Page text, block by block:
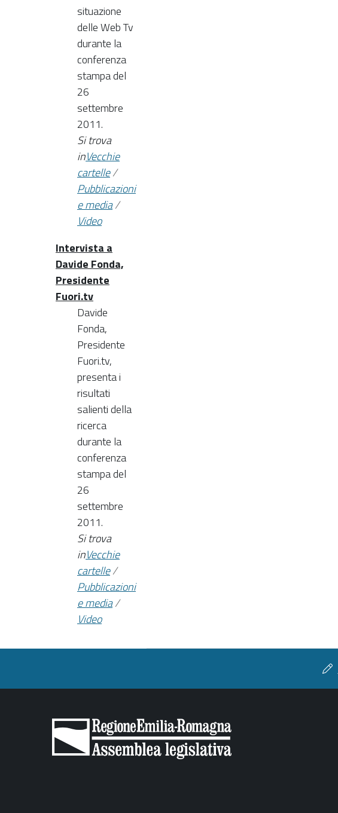
situazione
delle Web Tv
durante la
conferenza
stampa del
26
settembre
2011.
Si trova
inVecchie
cartelle/
Pubblicazioni
e media/
Video
Intervista a
Davide Fonda,
Presidente
Fuori.tv
Davide
Fonda,
Presidente
Fuori.tv,
presenta i
risultati
salienti della
ricerca
durante la
conferenza
stampa del
26
settembre
2011.
Si trova
inVecchie
cartelle/
Pubblicazioni
e media/
Video